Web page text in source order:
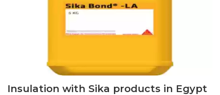
Insulation with Sika products in Egypt